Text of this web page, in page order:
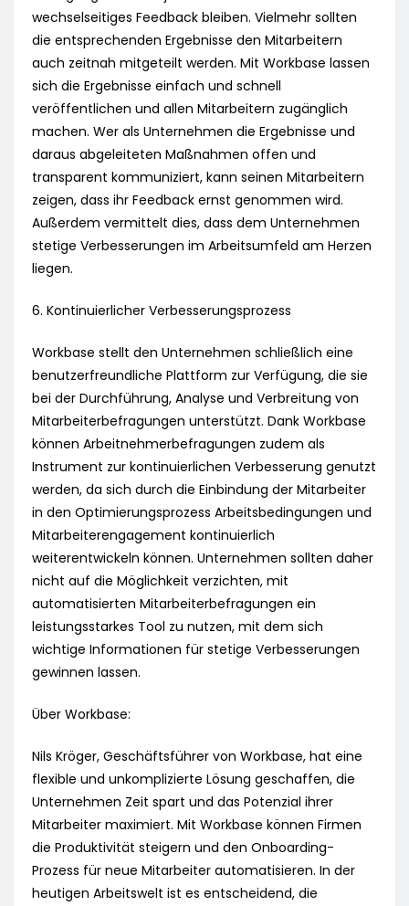
wechselseitiges Feedback bleiben. Vielmehr sollten
die entsprechenden Ergebnisse den Mitarbeitern
auch zeitnah mitgeteilt werden. Mit Workbase lassen
sich die Ergebnisse einfach und schnell
veröffentlichen und allen Mitarbeitern zugänglich
machen. Wer als Unternehmen die Ergebnisse und
daraus abgeleiteten Maßnahmen offen und
transparent kommuniziert, kann seinen Mitarbeitern
zeigen, dass ihr Feedback ernst genommen wird.
Außerdem vermittelt dies, dass dem Unternehmen
stetige Verbesserungen im Arbeitsumfeld am Herzen
liegen.
6. Kontinuierlicher Verbesserungsprozess
Workbase stellt den Unternehmen schließlich eine
benutzerfreundliche Plattform zur Verfügung, die sie
bei der Durchführung, Analyse und Verbreitung von
Mitarbeiterbefragungen unterstützt. Dank Workbase
können Arbeitnehmerbefragungen zudem als
Instrument zur kontinuierlichen Verbesserung genutzt
werden, da sich durch die Einbindung der Mitarbeiter
in den Optimierungsprozess Arbeitsbedingungen und
Mitarbeiterengagement kontinuierlich
weiterentwickeln können. Unternehmen sollten daher
nicht auf die Möglichkeit verzichten, mit
automatisierten Mitarbeiterbefragungen ein
leistungsstarkes Tool zu nutzen, mit dem sich
wichtige Informationen für stetige Verbesserungen
gewinnen lassen.
Über Workbase:
Nils Kröger, Geschäftsführer von Workbase, hat eine
flexible und unkomplizierte Lösung geschaffen, die
Unternehmen Zeit spart und das Potenzial ihrer
Mitarbeiter maximiert. Mit Workbase können Firmen
die Produktivität steigern und den Onboarding-
Prozess für neue Mitarbeiter automatisieren. In der
heutigen Arbeitswelt ist es entscheidend, die